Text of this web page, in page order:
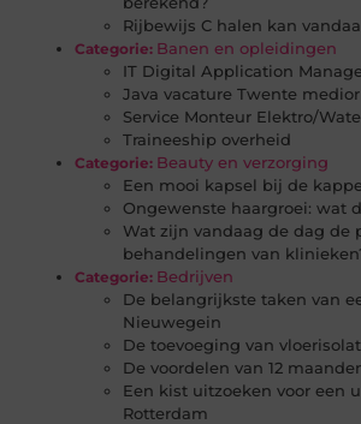
Rijbewijs C halen kan
Categorie: Banen en opleidingen
IT Digital Application
Java vacature Twente medior
Service Monteur Elektro/
Traineeship overheid
Categorie: Beauty en verzorging
Een mooi kapsel bij de
Ongewenste haargroei: wat
Wat zijn vandaag de dag de
behandelingen van
Categorie: Bedrijven
De belangrijkste taken van
Nieuwegein
De toevoeging van
De voordelen van 12
Een kist uitzoeken voor een
Rotterdam